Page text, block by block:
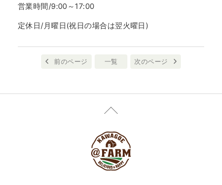
営業時間/9:00～17:00
定休日/月曜日(祝日の場合は翌火曜日)
前のページ 一覧 次のページ